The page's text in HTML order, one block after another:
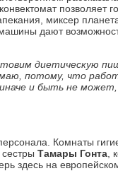
позволяет
миксер
дают
диетическую
потому, что
иначе и быть не
Комнаты
Тамары Гонта ,
здесь на